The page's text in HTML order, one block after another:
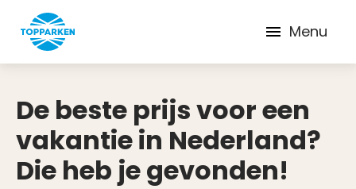
Menu
De beste prijs voor een
vakantie in Nederland?
Die heb je gevonden!